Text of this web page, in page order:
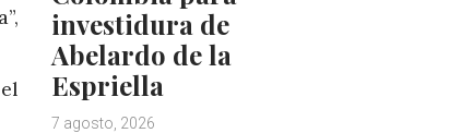
investidura de
Abelardo de la
Espriella
7 agosto, 2026